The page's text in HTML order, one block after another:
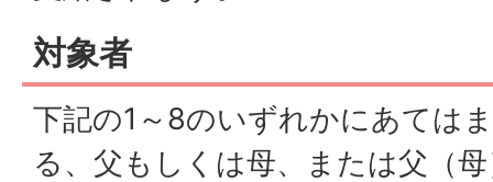
対象者
下記の1～8のいずれかにあては
る、父もしくは母、または父（